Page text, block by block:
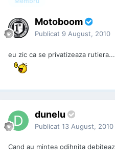
Motoboom
Publicat 9 August, 2010
eu zic ca se privatizeaza rutiera...
dunelu
Publicat 13 August, 2010
Cand au mintea odihnita